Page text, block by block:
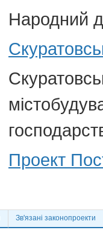
Народний
Проект
Зв'язані законопроекти